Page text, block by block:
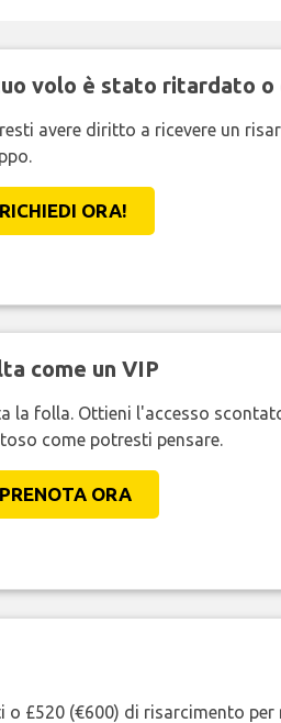
volo è stato ritardato o
avere diritto a ricevere un
RICHIEDI ORA!
come un VIP
la folla. Ottieni l'accesso
come potresti pensare.
PRENOTA ORA
£520 (€600) di risarcimento